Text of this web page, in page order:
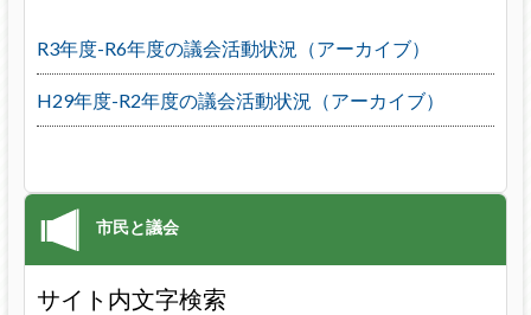
R3年度-R6年度の議会活動状況（アーカイブ）
H29年度-R2年度の議会活動状況（アーカイブ）
サイト内文字検索